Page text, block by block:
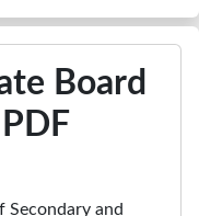
Board
Secondary and